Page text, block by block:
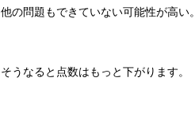
他の問題もできていない可能性が高い。
そうなると点数はもっと下がります。